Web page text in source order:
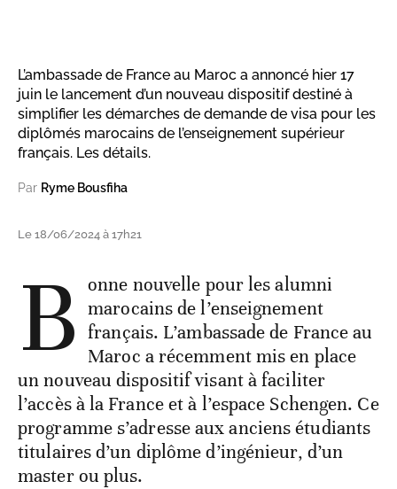
L’ambassade de France au Maroc a annoncé hier 17
juin le lancement d’un nouveau dispositif destiné à
simplifier les démarches de demande de visa pour les
diplômés marocains de l’enseignement supérieur
français. Les détails.
Par Ryme Bousfiha
Le 18/06/2024 à 17h21
B onne nouvelle pour les alumni
marocains de l’enseignement
français. L’ambassade de France au
Maroc a récemment mis en place
un nouveau dispositif visant à faciliter
l’accès à la France et à l’espace Schengen. Ce
programme s’adresse aux anciens étudiants
titulaires d’un diplôme d’ingénieur, d’un
master ou plus.